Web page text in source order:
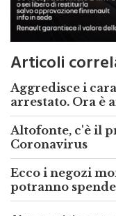
Articoli
Aggredisce i
arrestato. Ora è
Coronavirus
potranno
Altre notizie su